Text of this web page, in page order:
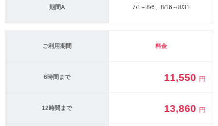
期間A 7/1～8/6、8/16～8/31
ご利用期間 料金
6時間まで 11,550 円
12時間まで 13,860 円